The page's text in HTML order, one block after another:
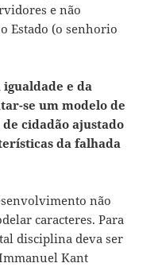
e não
Estado (o senhorio
e da
se um modelo de
cidadão ajustado
da falhada
não
caracteres. Para
disciplina deva ser
Kant